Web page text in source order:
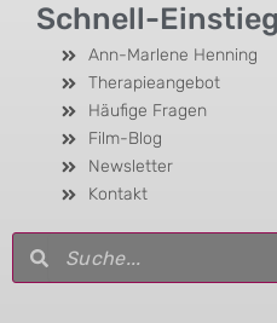
Schnell-Einstieg
Ann-Marlene Henning
Therapieangebot
Häufige Fragen
Film-Blog
Newsletter
Kontakt
SucheSuche